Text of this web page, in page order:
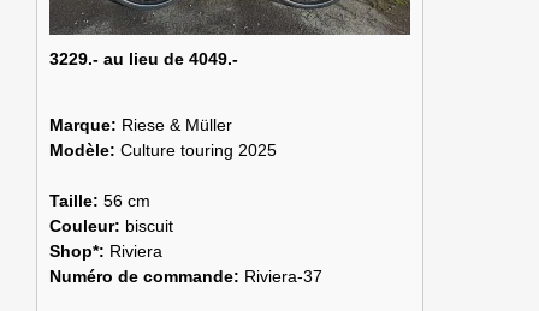
3229.- au lieu de 4049.-
Marque: Riese & Müller
Modèle: Culture touring 2025
Taille: 56 cm
Couleur: biscuit
Shop*: Riviera
Numéro de commande: Riviera-37